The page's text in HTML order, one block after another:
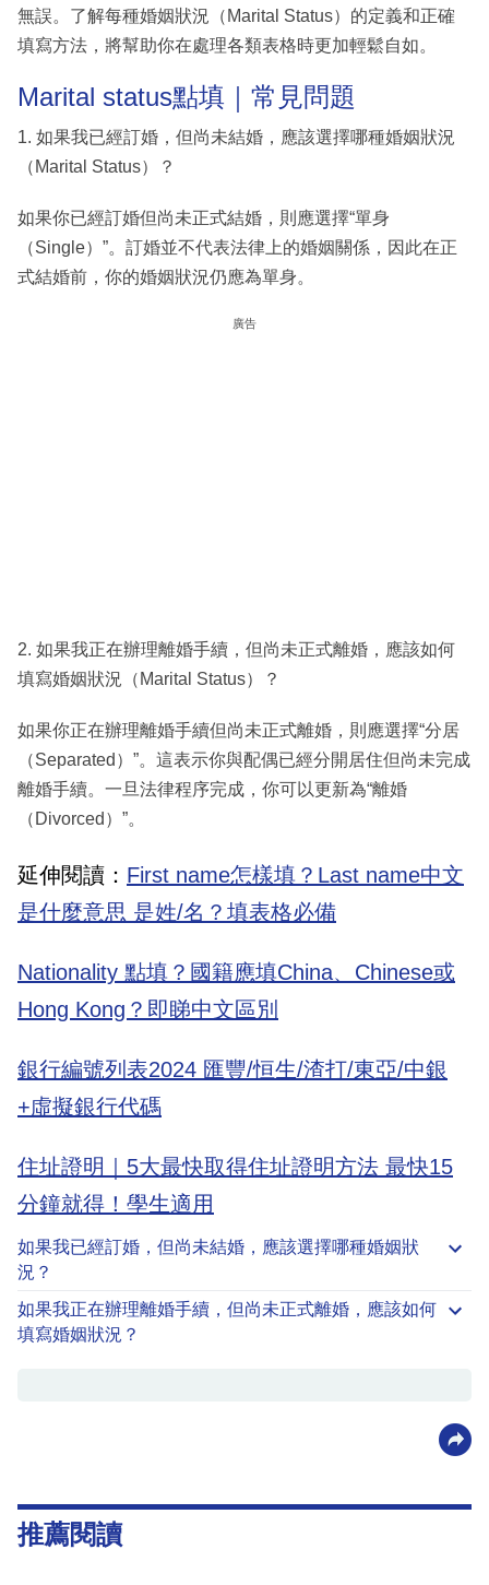
無誤。了解每種婚姻狀況（Marital Status）的定義和正確
填寫方法，將幫助你在處理各類表格時更加輕鬆自如。
Marital status點填｜常見問題
1. 如果我已經訂婚，但尚未結婚，應該選擇哪種婚姻狀況
（Marital Status）？
如果你已經訂婚但尚未正式結婚，則應選擇“單身
（Single）”。訂婚並不代表法律上的婚姻關係，因此在正
式結婚前，你的婚姻狀況仍應為單身。
廣告
2. 如果我正在辦理離婚手續，但尚未正式離婚，應該如何
填寫婚姻狀況（Marital Status）？
如果你正在辦理離婚手續但尚未正式離婚，則應選擇“分居
（Separated）”。這表示你與配偶已經分開居住但尚未完成
離婚手續。一旦法律程序完成，你可以更新為“離婚
（Divorced）”。
延伸閱讀： First name怎樣填？Last name中文
是什麼意思 是姓/名？填表格必備
Nationality 點填？國籍應填China、Chinese或
Hong Kong？即睇中文區別
銀行編號列表2024 匯豐/恒生/渣打/東亞/中銀
+虛擬銀行代碼
住址證明｜5大最快取得住址證明方法 最快15
分鐘就得！學生適用
如果我已經訂婚，但尚未結婚，應該選擇哪種婚姻狀
況？
如果我正在辦理離婚手續，但尚未正式離婚，應該如何
填寫婚姻狀況？
推薦閱讀